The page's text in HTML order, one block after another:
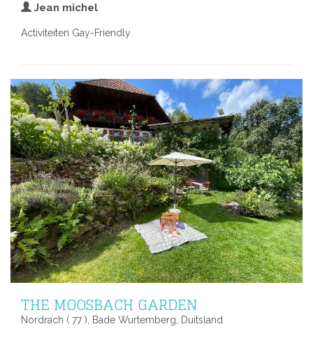
Jean michel
Activiteiten Gay-Friendly
THE MOOSBACH GARDEN
Nordrach ( 77 ), Bade Wurtemberg, Duitsland